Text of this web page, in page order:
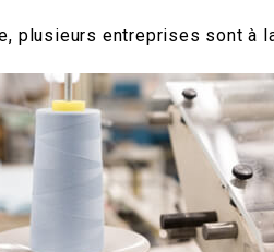
plusieurs entreprises sont à